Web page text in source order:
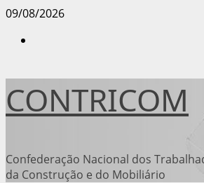
Avançar
09/08/2026
CONTRICOM
Confederação Nacional dos
da Construção e do Mobiliário